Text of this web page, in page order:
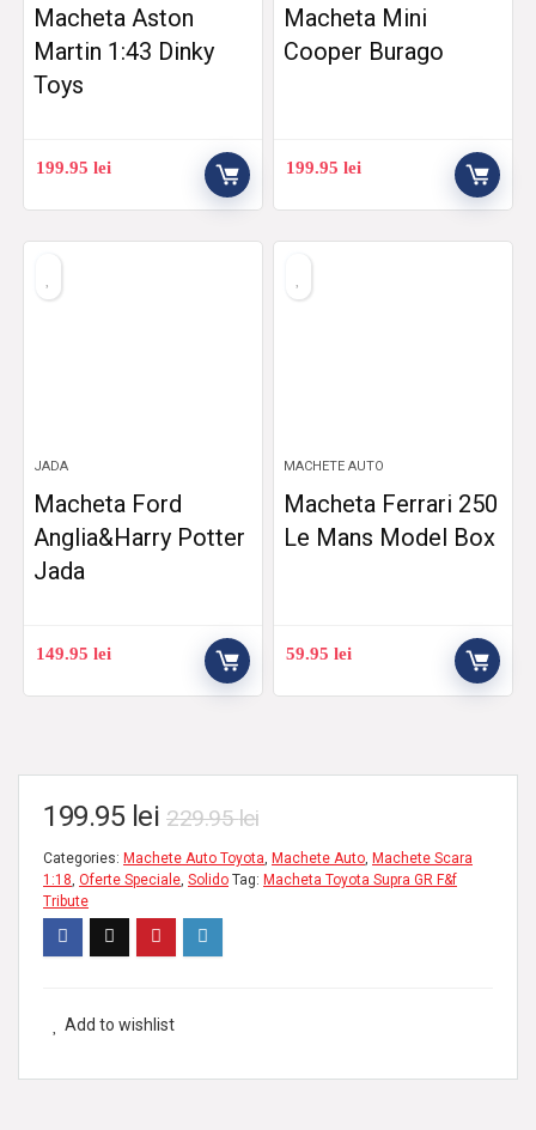
Macheta Aston
Martin 1:43 Dinky
Toys
199.95lei
Macheta Mini
Cooper Burago
199.95lei
JADA
Macheta Ford
Anglia&Harry Potter
Jada
149.95lei
MACHETE AUTO
Macheta Ferrari 250
Le Mans Model Box
59.95lei
229.95lei
199.95 lei
Categories: Machete Auto Toyota Machete Auto Machete Scara
1:18 Oferte Speciale Solido Tag: Macheta Toyota Supra GR F&f
Tribute
Add to wishlist